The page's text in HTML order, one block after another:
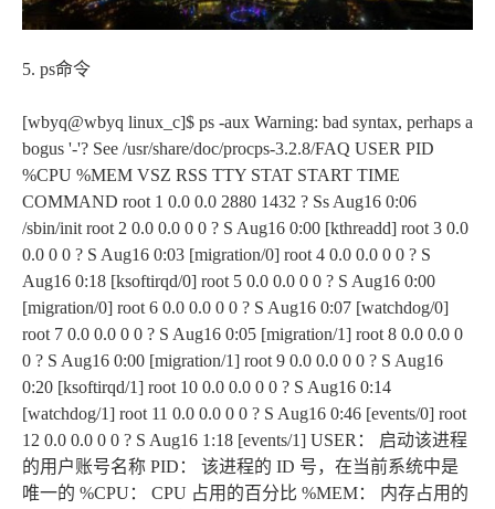
5. ps命令
[wbyq@wbyq linux_c]$ ps -aux Warning: bad syntax, perhaps a
bogus '-'? See /usr/share/doc/procps-3.2.8/FAQ USER PID
%CPU %MEM VSZ RSS TTY STAT START TIME
COMMAND root 1 0.0 0.0 2880 1432 ? Ss Aug16 0:06
/sbin/init root 2 0.0 0.0 0 0 ? S Aug16 0:00 [kthreadd] root 3 0.0
0.0 0 0 ? S Aug16 0:03 [migration/0] root 4 0.0 0.0 0 0 ? S
Aug16 0:18 [ksoftirqd/0] root 5 0.0 0.0 0 0 ? S Aug16 0:00
[migration/0] root 6 0.0 0.0 0 0 ? S Aug16 0:07 [watchdog/0]
root 7 0.0 0.0 0 0 ? S Aug16 0:05 [migration/1] root 8 0.0 0.0 0
0 ? S Aug16 0:00 [migration/1] root 9 0.0 0.0 0 0 ? S Aug16
0:20 [ksoftirqd/1] root 10 0.0 0.0 0 0 ? S Aug16 0:14
[watchdog/1] root 11 0.0 0.0 0 0 ? S Aug16 0:46 [events/0] root
12 0.0 0.0 0 0 ? S Aug16 1:18 [events/1] USER： 启动该进程
的用户账号名称 PID： 该进程的 ID 号，在当前系统中是
唯一的 %CPU： CPU 占用的百分比 %MEM： 内存占用的